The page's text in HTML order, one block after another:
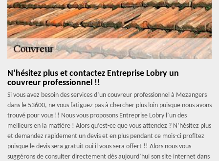
N’hésitez plus et contactez Entreprise Lobry un
couvreur professionnel !!
Si vous avez besoin des services d’un couvreur professionnel à Mezangers
dans le 53600, ne vous fatiguez pas à chercher plus loin puisque nous avons
trouvé pour vous !! Nous vous proposons Entreprise Lobry l’un des
meilleurs en la matière ! Alors qu’est-ce que vous attendez ? N’hésitez plus
et demandez rapidement un devis et en plus pendant ce mois-ci profitez
puisque le devis sera gratuit oui il vous sera offert !! Alors nous vous
suggérons de consulter directement dès aujourd’hui son site internet dans